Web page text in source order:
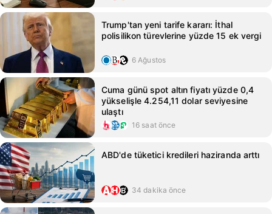
Trump'tan yeni tarife kararı: İthal
polisilikon türevlerine yüzde 15 ek vergi
6 Ağustos
Cuma günü spot altın fiyatı yüzde 0,4
yükselişle 4.254,11 dolar seviyesine
ulaştı
16 saat önce
ABD'de tüketici kredileri haziranda arttı
34 dakika önce